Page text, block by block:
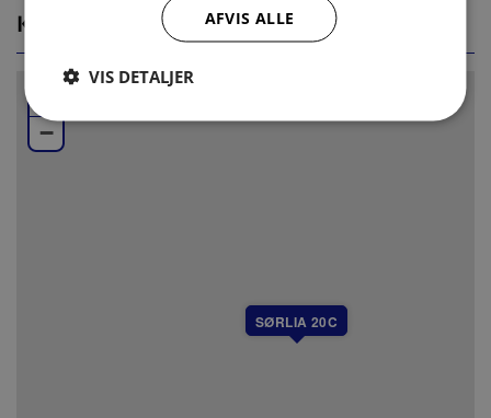
Terrasse
Husdyr er tillatt mot et tillegg i prisen
Utendørs parkering
KORT
SØRLIA 20C
−
AFVIS ALLE
VIS DETALJER